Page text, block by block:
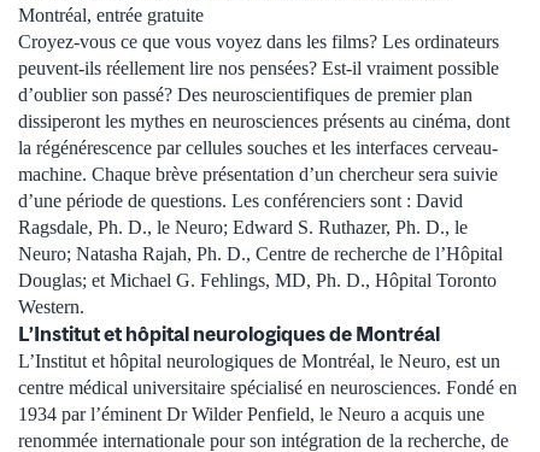
Montréal, entrée gratuite
Croyez-vous ce que vous voyez dans les films? Les ordinateurs
peuvent-ils réellement lire nos pensées? Est-il vraiment possible
d’oublier son passé? Des neuroscientifiques de premier plan
dissiperont les mythes en neurosciences présents au cinéma, dont
la régénérescence par cellules souches et les interfaces cerveau-
machine. Chaque brève présentation d’un chercheur sera suivie
d’une période de questions. Les conférenciers sont : David
Ragsdale, Ph. D., le Neuro; Edward S. Ruthazer, Ph. D., le
Neuro; Natasha Rajah, Ph. D., Centre de recherche de l’Hôpital
Douglas; et Michael G. Fehlings, MD, Ph. D., Hôpital Toronto
Western.
L’Institut et hôpital neurologiques de Montréal
L’Institut et hôpital neurologiques de Montréal, le Neuro, est un
centre médical universitaire spécialisé en neurosciences. Fondé en
1934 par l’éminent Dr Wilder Penfield, le Neuro a acquis une
renommée internationale pour son intégration de la recherche, de